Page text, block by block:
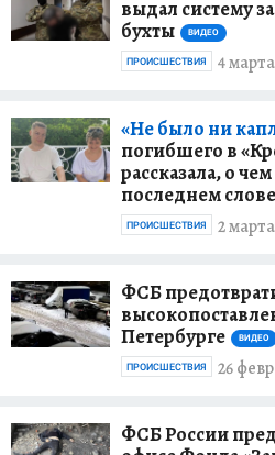
выдал систему
бухты
ВИДЕО
4 марта
ПРОИСШЕСТВИЯ
«Не было ни
погибшего в
рассказала, о
последнем слове
2 марта
ПРОИСШЕСТВИЯ
ФСБ
Петербурге
ВИДЕО
26
ПРОИСШЕСТВИЯ
ФСБ России